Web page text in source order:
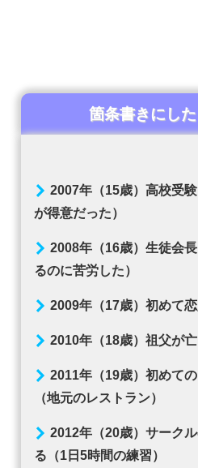
箇条書きにし
2007年（15歳）高校受
が得意だった）
2008年（16歳）生徒会
るのに苦労した）
2009年（17歳）初めて
2010年（18歳）祖父が亡
2011年（19歳）初めて
（地元のレストラン）
2012年（20歳）サーク
る（1日5時間の練習）